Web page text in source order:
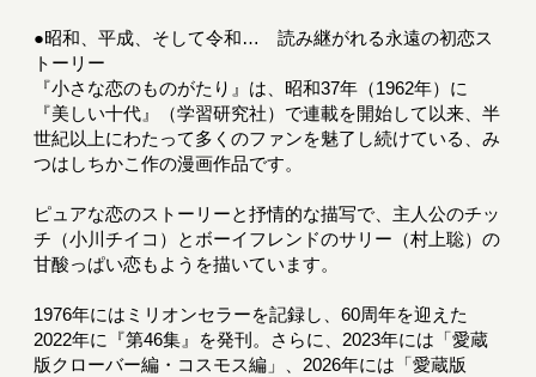
●昭和、平成、そして令和… 読み継がれる永遠の初恋ス
トーリー
『小さな恋のものがたり』は、昭和37年（1962年）に
『美しい十代』（学習研究社）で連載を開始して以来、半
世紀以上にわたって多くのファンを魅了し続けている、み
つはしちかこ作の漫画作品です。
ピュアな恋のストーリーと抒情的な描写で、主人公のチッ
チ（小川チイコ）とボーイフレンドのサリー（村上聡）の
甘酸っぱい恋もようを描いています。
1976年にはミリオンセラーを記録し、60周年を迎えた
2022年に『第46集』を発刊。さらに、2023年には「愛蔵
版クローバー編・コスモス編」、2026年には「愛蔵版